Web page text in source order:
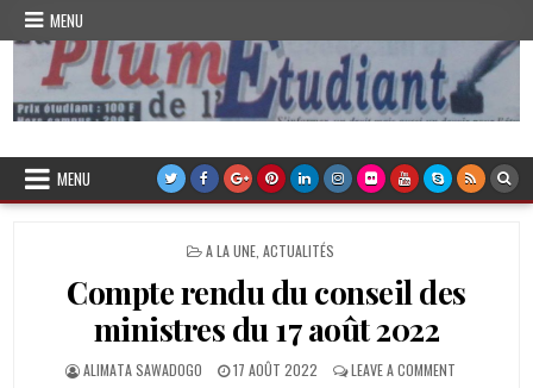
Skip
content
MENU
Plume de l'Etudiant
MENU
POSTED
A LA UNE ACTUALITÉS
Compte rendu du conseil des
ministres du 17 août 2022
AUTHOR:
ALIMATA SAWADOGO
PUBLISHED
17 AOÛT 2022 LEAVE A COMMENT